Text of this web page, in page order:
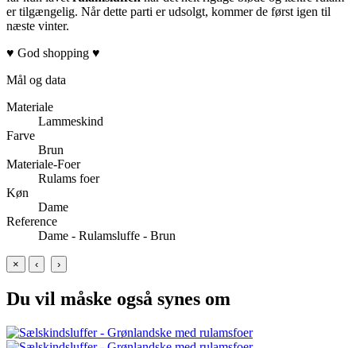
er tilgængelig. Når dette parti er udsolgt, kommer de først igen til
næste vinter.
♥ God shopping ♥
Mål og data
Materiale
Lammeskind
Farve
Brun
Materiale-Foer
Rulams foer
Køn
Dame
Reference
Dame - Rulamsluffe - Brun
× ‹ ›
Du vil måske også synes om